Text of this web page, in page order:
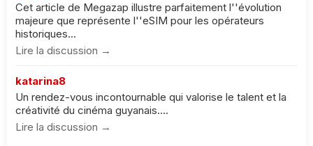
Cet article de Megazap illustre parfaitement l''évolution
majeure que représente l''eSIM pour les opérateurs
historiques...
Lire la discussion →
katarina8
Un rendez-vous incontournable qui valorise le talent et la
créativité du cinéma guyanais....
Lire la discussion →